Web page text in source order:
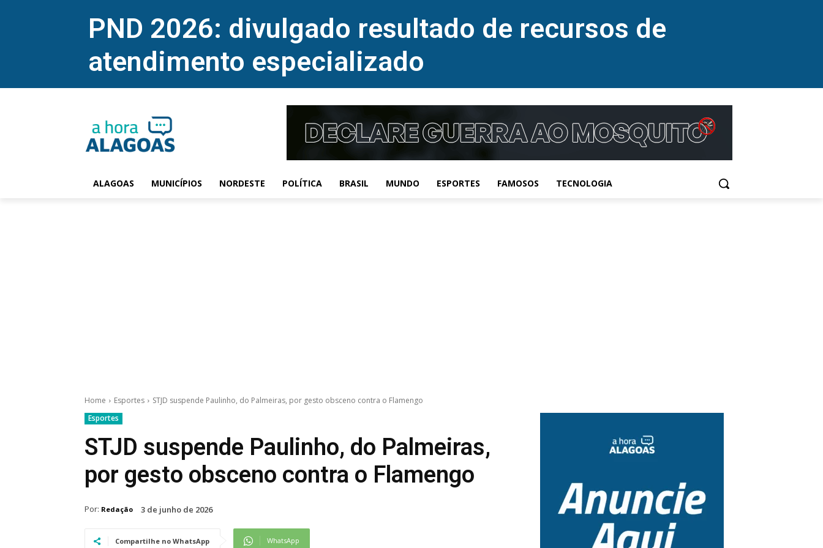
PND 2026: divulgado resultado de recursos de
atendimento especializado
ALAGOAS MUNICÍPIOS NORDESTE POLÍTICA BRASIL MUNDO ESPORTES FAMOSOS TECNOLOGIA
Home Esportes
STJD suspende Paulinho, do Palmeiras, por gesto obsceno contra o Flamengo
Esportes
STJD suspende Paulinho, do Palmeiras,
por gesto obsceno contra o Flamengo
Por: Redação 3 de junho de 2026
Compartilhe no WhatsApp WhatsApp